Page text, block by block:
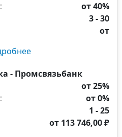
от 40%
3 - 30
от
- Промсвязьбанк
от 25%
от 0%
1 - 25
от 113 746,00 ₽